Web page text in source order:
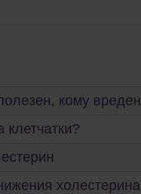
кому вреден
клетчатки?
холестерина